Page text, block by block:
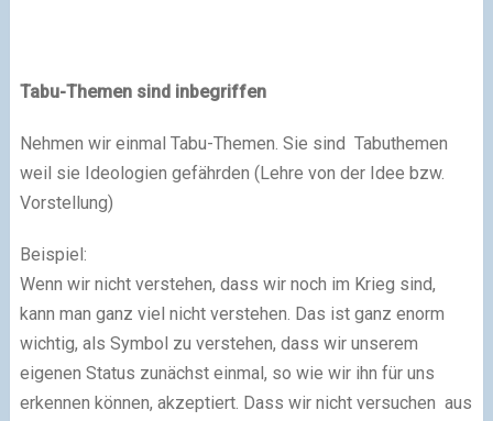
Tabu-Themen sind inbegriffen
Nehmen wir einmal Tabu-Themen. Sie sind Tabuthemen
weil sie Ideologien gefährden (Lehre von der Idee bzw.
Vorstellung)
Beispiel:
Wenn wir nicht verstehen, dass wir noch im Krieg sind,
kann man ganz viel nicht verstehen. Das ist ganz enorm
wichtig, als Symbol zu verstehen, dass wir unserem
eigenen Status zunächst einmal, so wie wir ihn für uns
erkennen können, akzeptiert. Dass wir nicht versuchen aus